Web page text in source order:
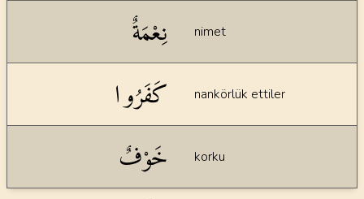
نِعْمَةٌ nimet
كَفَرُوا nankörlük ettiler
خَوْفٌ korku